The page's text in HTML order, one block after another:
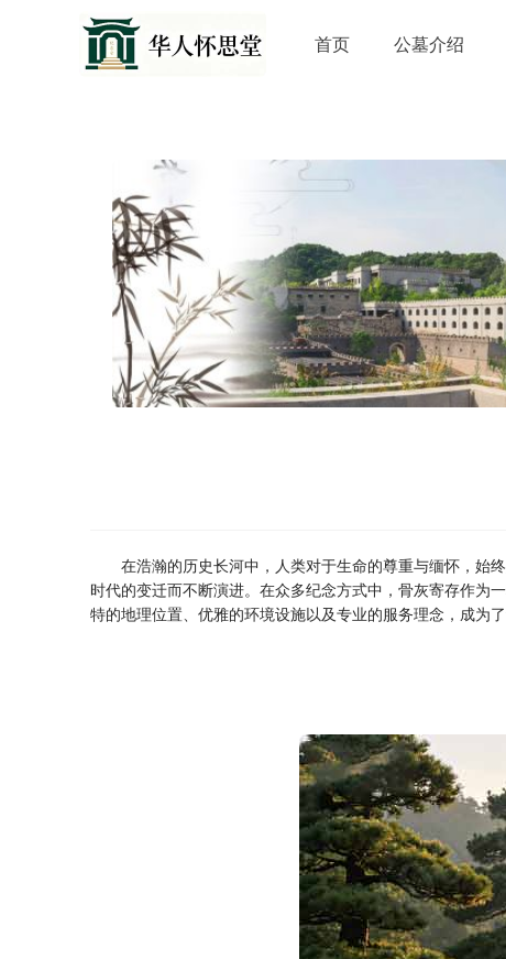
首页 公墓介绍
在浩瀚的历史长河中，人类对于生命的尊重与缅怀，始
时代的变迁而不断演进。在众多纪念方式中，骨灰寄存作为
特的地理位置、优雅的环境设施以及专业的服务理念，成为